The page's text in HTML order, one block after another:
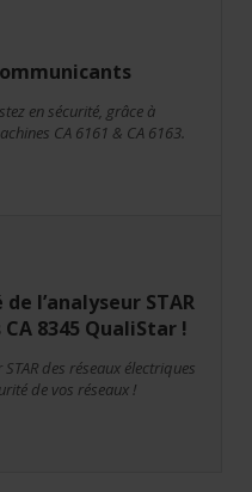
en sécurité, grâce à
CA 6161 & CA 6163.
l’analyseur STAR
8345 QualiStar !
des réseaux électriques
de vos réseaux !